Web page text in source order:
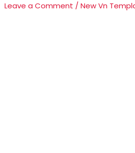
Leave a Comment /New Vn